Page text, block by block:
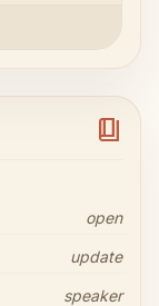
book_4
open
update
speaker